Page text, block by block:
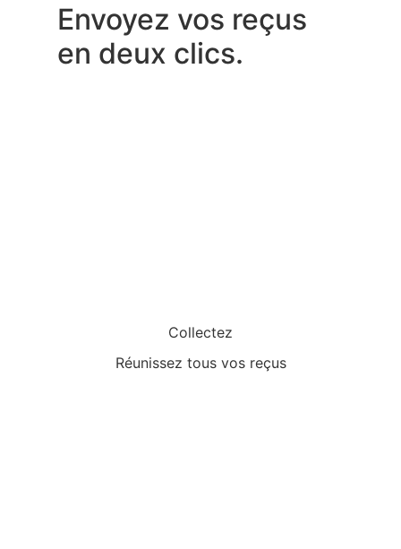
Envoyez vos reçus
en deux clics.
Collectez
Réunissez tous vos reçus